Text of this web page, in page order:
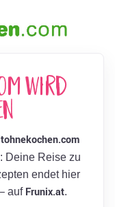
wird
Deine Reise zu
endet hier
auf Frunix.at.